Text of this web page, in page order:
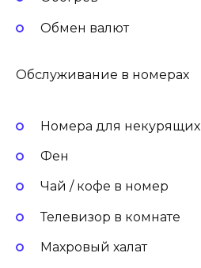
Обмен валют
Обслуживание в номерах
Номера для некурящих
Фен
Чай / кофе в номер
Телевизор в комнате
Махровый халат